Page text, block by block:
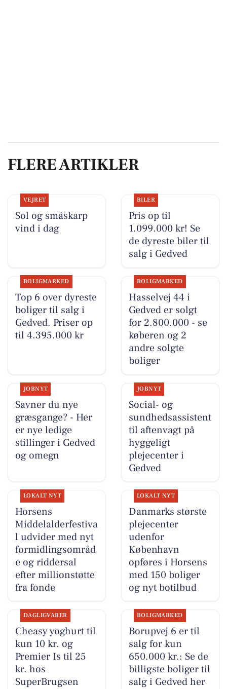
FLERE ARTIKLER
VEJRET
Sol og småskarp
vind i dag
BILER
Pris op til
1.099.000 kr! Se
de dyreste biler til
salg i Gedved
BOLIGMARKED
Top 6 over dyreste
boliger til salg i
Gedved. Priser op
til 4.395.000 kr
BOLIGMARKED
Hasselvej 44 i
Gedved er solgt
for 2.800.000 - se
køberen og 2
andre solgte
boliger
JOBNYT
Savner du nye
græsgange? - Her
er nye ledige
stillinger i Gedved
og omegn
JOBNYT
Social- og
sundhedsassistent
til aftenvagt på
hyggeligt
plejecenter i
Gedved
LOKALT NYT
Horsens
Middelalderfestiva
l udvider med nyt
formidlingsområd
e og riddersal
efter millionstøtte
fra fonde
LOKALT NYT
Danmarks største
plejecenter
udenfor
København
opføres i Horsens
med 150 boliger
og nyt botilbud
DAGLIGVARER
Cheasy yoghurt til
kun 10 kr. og
Premier Is til 25
kr. hos
SuperBrugsen
BOLIGMARKED
Borupvej 6 er til
salg for kun
650.000 kr.: Se de
billigste boliger til
salg i Gedved her